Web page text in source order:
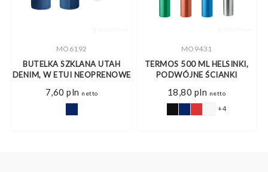
MO6192
BUTELKA SZKLANA UTAH
DENIM, W ETUI NEOPRENOWE
7,60 pln netto
MO9431
TERMOS 500 ML HELSINKI,
PODWÓJNE ŚCIANKI
18,80 pln netto
+4